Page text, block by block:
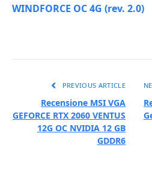
WINDFORCE OC 4G (rev. 2.0)
PREVIOUS ARTICLE
Recensione MSI VGA
GEFORCE RTX 2060 VENTUS
12G OC NVIDIA 12 GB
GDDR6